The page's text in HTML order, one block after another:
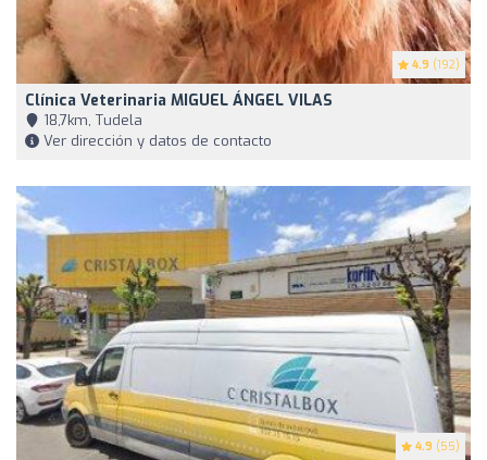
4.9 (192)
Clínica Veterinaria MIGUEL ÁNGEL VILAS
18,7km, Tudela
Ver dirección y datos de contacto
4.9 (55)